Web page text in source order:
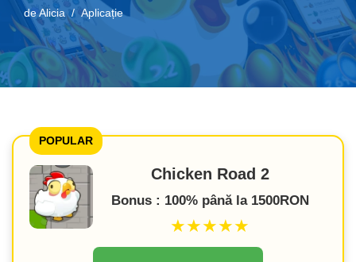
deAlicia Aplicație
POPULAR
Chicken Road 2
Bonus : 100% până la 1500RON
★★★★★